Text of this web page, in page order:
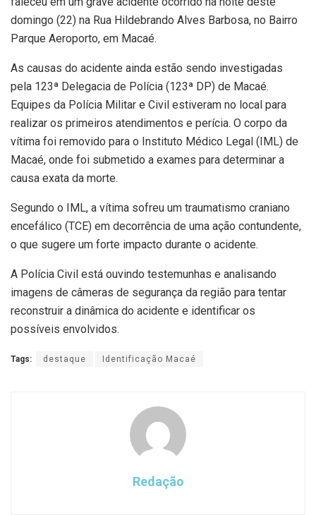
domingo (22) na Rua Hildebrando Alves Barbosa, no Bairro
Parque Aeroporto, em Macaé.
As causas do acidente ainda estão sendo investigadas
pela 123ª Delegacia de Polícia (123ª DP) de Macaé.
Equipes da Polícia Militar e Civil estiveram no local para
realizar os primeiros atendimentos e perícia. O corpo da
vítima foi removido para o Instituto Médico Legal (IML) de
Macaé, onde foi submetido a exames para determinar a
causa exata da morte.
Segundo o IML, a vítima sofreu um traumatismo craniano
encefálico (TCE) em decorrência de uma ação contundente,
o que sugere um forte impacto durante o acidente.
A Polícia Civil está ouvindo testemunhas e analisando
imagens de câmeras de segurança da região para tentar
reconstruir a dinâmica do acidente e identificar os
possíveis envolvidos.
Tags: destaque Identificação Macaé
Redação